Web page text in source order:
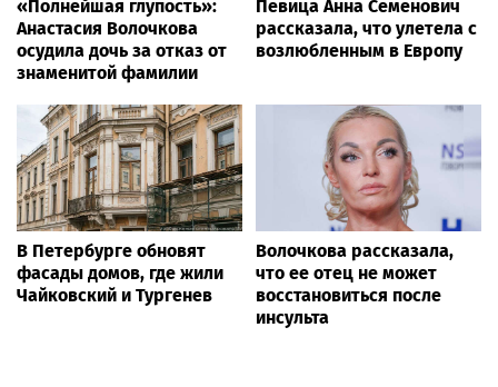
Александрова вышла в
четвёртый круг турнира
WTA 1000 в Торонто
Российская теннисистка
Веснина высоко оценила
игру Лютовой в турнире
WTA The Memphis Classic